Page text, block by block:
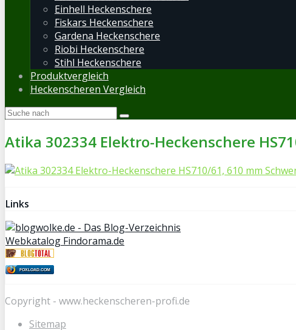
Einhell Heckenschere
Fiskars Heckenschere
Gardena Heckenschere
Riobi Heckenschere
Stihl Heckenschere
Produktvergleich
Heckenscheren Vergleich
Atika 302334 Elektro-Heckenschere
Links
Webkatalog Findorama.de
FOXLOAD.COM
Copyright - www.heckenscheren-profi.de
Sitemap